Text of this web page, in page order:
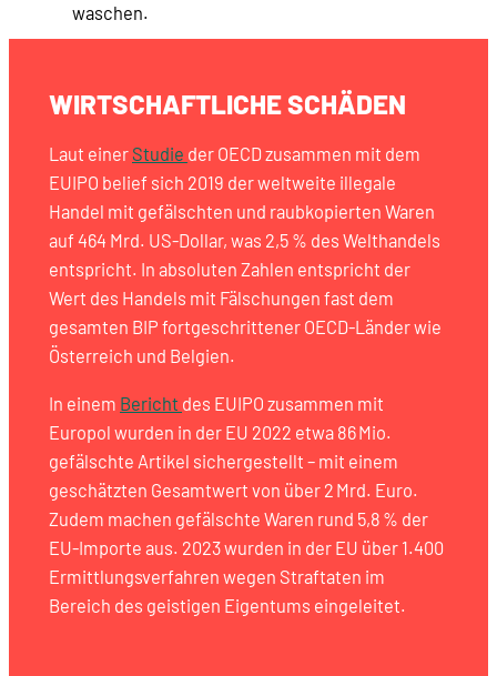
waschen.
WIRTSCHAFTLICHE SCHÄDEN
Laut einerStudie der OECD zusammen mit dem
EUIPO belief sich 2019 der weltweite illegale
Handel mit gefälschten und raubkopierten Waren
auf 464 Mrd. US-Dollar, was 2,5 % des Welthandels
entspricht. In absoluten Zahlen entspricht der
Wert des Handels mit Fälschungen fast dem
gesamten BIP fortgeschrittener OECD-Länder wie
Österreich und Belgien.
In einem Bericht des EUIPO zusammen mit
Europol wurden in der EU 2022 etwa 86 Mio.
gefälschte Artikel sichergestellt – mit einem
geschätzten Gesamtwert von über 2 Mrd. Euro.
Zudem machen gefälschte Waren rund 5,8 % der
EU-Importe aus. 2023 wurden in der EU über 1.400
Ermittlungsverfahren wegen Straftaten im
Bereich des geistigen Eigentums eingeleitet.